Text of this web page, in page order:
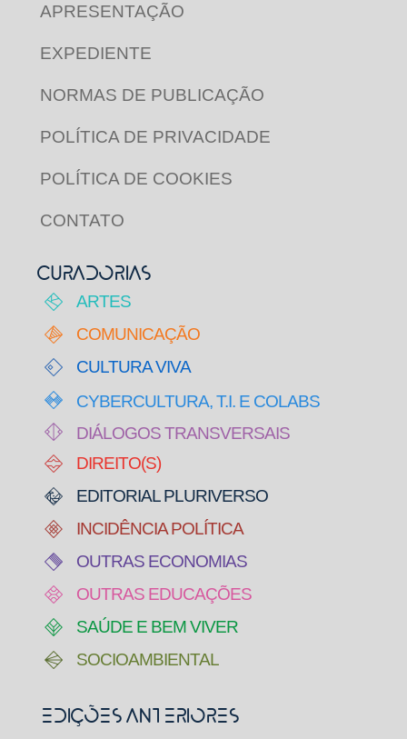
APRESENTAÇÃO
EXPEDIENTE
NORMAS DE PUBLICAÇÃO
POLÍTICA DE PRIVACIDADE
POLÍTICA DE COOKIES
CONTATO
CURADORIAS
ARTES
COMUNICAÇÃO
CULTURA VIVA
CYBERCULTURA, T.I. E COLABS
DIÁLOGOS TRANSVERSAIS
DIREITO(S)
EDITORIAL PLURIVERSO
INCIDÊNCIA POLÍTICA
OUTRAS ECONOMIAS
OUTRAS EDUCAÇÕES
SAÚDE E BEM VIVER
SOCIOAMBIENTAL
Edições Anteriores